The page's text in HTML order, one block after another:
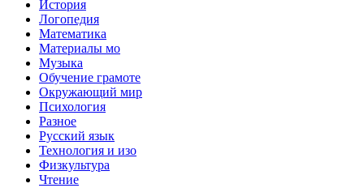
История
Логопедия
Математика
Материалы мо
Музыка
Обучение грамоте
Окружающий мир
Психология
Разное
Русский язык
Технология и изо
Физкультура
Чтение